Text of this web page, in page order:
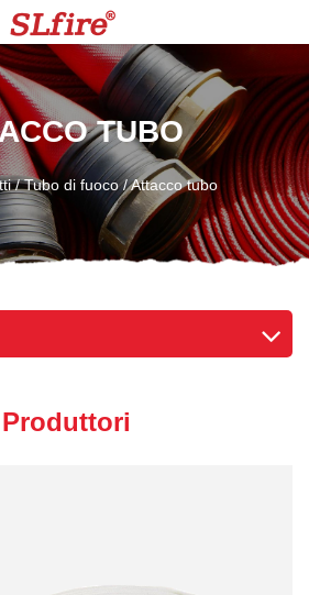
TUBO
/Tubo di fuoco/Attacco tubo